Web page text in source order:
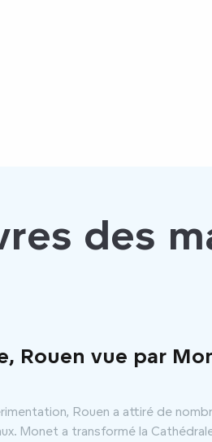
des
Rouen vue par
Rouen a attiré de
Monet a transformé la